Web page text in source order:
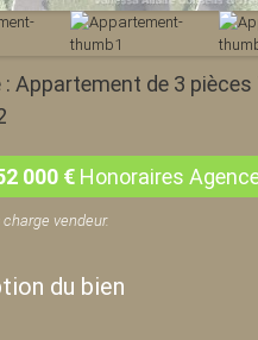
: Appartement de 3 pièces
000€ Honoraires
vendeur.
du bien